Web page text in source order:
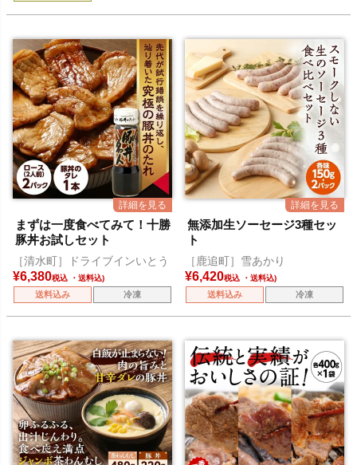
まずは一度食べてみて！十勝
豚丼お試しセット
［清水町］ドライブインいとう
¥6,380税込
送料込み 冷凍
無添加生ソーセージ3種セッ
ト
［鹿追町］雪あかり
¥6,420税込
送料込み 冷凍